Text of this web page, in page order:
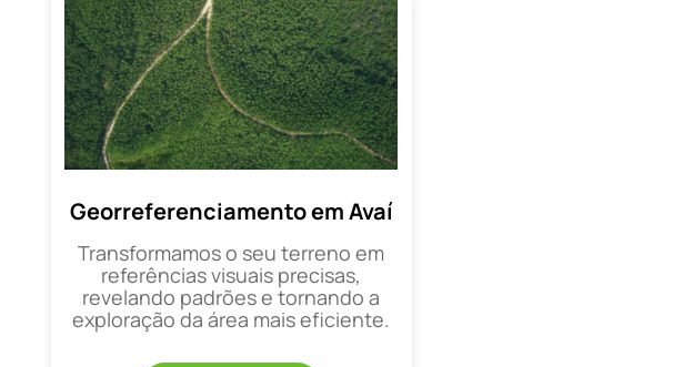
Georreferenciamento em Avaí
Transformamos o seu terreno em
referências visuais precisas,
revelando padrões e tornando a
exploração da área mais eficiente.